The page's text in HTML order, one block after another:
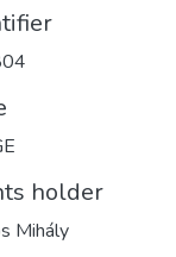
holder
Mihály